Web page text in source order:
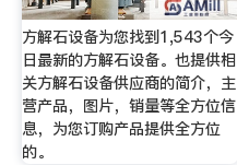
方解石设备为您找到1,543个今
日最新的方解石设备。也提供相
关方解石设备供应商的简介，主
营产品，图片，销量等全方位信
息，为您订购产品提供全方位
的。